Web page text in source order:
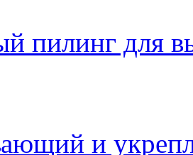
пилинг для
и